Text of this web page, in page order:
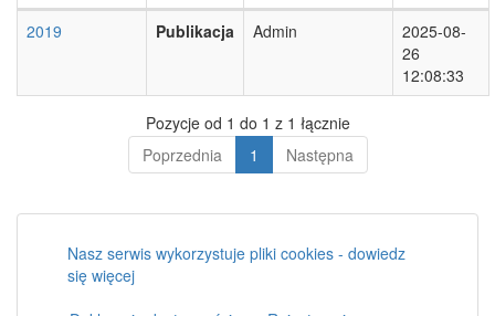
2019
Publikacja Admin
2025-08-
26
12:08:33
Pozycje od 1 do 1 z 1 łącznie
Poprzednia
1 Następna
Nasz serwis wykorzystuje pliki cookies - dowiedz
się więcej